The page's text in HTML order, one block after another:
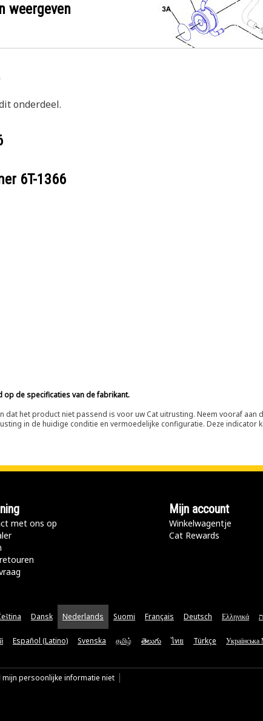
weergeven
onderdeel.
6T-1366
de specificaties van de fabrikant.
dat het product niet passend is voor uw Cat uitrusting. Neem vooraf aan
in de huidige conditie en vermoedelijke configuratie. Deze indicator
met ons op
Mijn account
Winkelwagentje
Cat Rewards
Dansk Nederlands Suomi Français Deutsch Ελληνικά
Español (Latino) Svenska தமிழ் తెలుగు ไทย Türkçe
persoonlijke informatie niet